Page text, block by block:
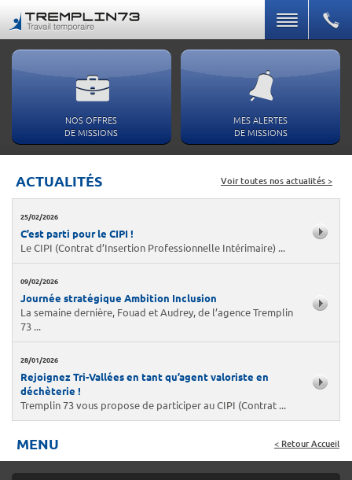
NOS OFFRES
DE MISSIONS
MES ALERTES
DE MISSIONS
ACTUALITÉS Voir toutes nos actualités >
25/02/2026
C’est parti pour le CIPI !
Le CIPI (Contrat d’Insertion Professionnelle Intérimaire) ...
09/02/2026
Journée stratégique Ambition Inclusion
La semaine dernière, Fouad et Audrey, de l’agence Tremplin
73 ...
28/01/2026
Rejoignez Tri-Vallées en tant qu’agent valoriste en
déchèterie !
Tremplin 73 vous propose de participer au CIPI (Contrat ...
MENU < Retour Accueil